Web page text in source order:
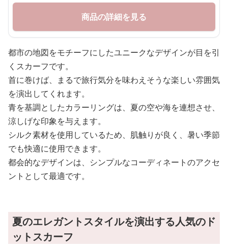
商品の詳細を見る
都市の地図をモチーフにしたユニークなデザインが目を引
くスカーフです。
首に巻けば、まるで旅行気分を味わえそうな楽しい雰囲気
を演出してくれます。
青を基調としたカラーリングは、夏の空や海を連想させ、
涼しげな印象を与えます。
シルク素材を使用しているため、肌触りが良く、暑い季節
でも快適に使用できます。
都会的なデザインは、シンプルなコーディネートのアクセ
ントとして最適です。
夏のエレガントスタイルを演出する人気のド
ットスカーフ